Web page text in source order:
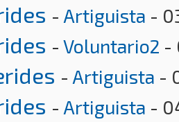
- Artiguista -
- Voluntario2 -
- Artiguista -
- Artiguista -